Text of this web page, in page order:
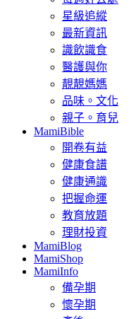
星級追縱
最新資訊
識飲識食
醫護與你
靚靚媽媽
品味。文化
親子。育兒
MamiBible
開卷有益
健康食譜
健康通識
把握命運
教育放題
理財投資
MamiBlog
MamiShop
MamiInfo
備孕期
懷孕期